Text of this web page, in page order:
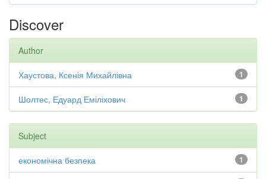
Discover
Author
1
Хаустова, Ксенія Михайлівна
1
Шолтес, Едуард Еміліхович
Subject
1
економічна безпека